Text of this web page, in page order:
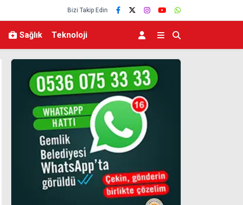
Bizi Takip Edin
Sağlık Teknoloji